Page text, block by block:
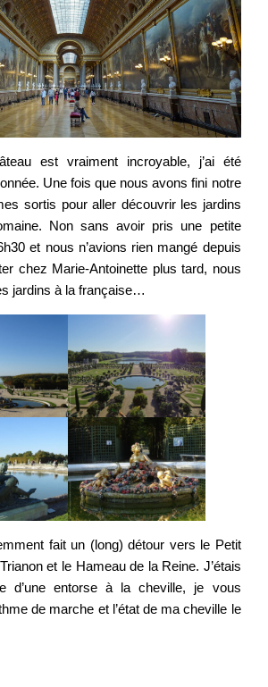
est vraiment incroyable, j’ai été
Une fois que nous avons fini notre
sortis pour aller découvrir les jardins
Non sans avoir pris une petite
et nous n’avions rien mangé depuis
chez Marie-Antoinette plus tard, nous
jardins à la française…
fait un (long) détour vers le Petit
et le Hameau de la Reine. J’étais
d’une entorse à la cheville, je vous
de marche et l’état de ma cheville le